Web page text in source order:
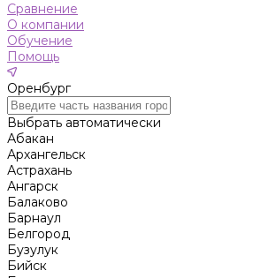
Сравнение
О компании
Обучение
Помощь
Оренбург
Выбрать автоматически
Абакан
Архангельск
Астрахань
Ангарск
Балаково
Барнаул
Белгород
Бузулук
Бийск